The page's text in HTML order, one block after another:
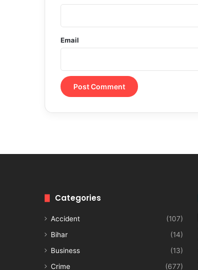
Email
Categories
Accident
(107)
Bihar
(14)
Business
(13)
Crime
(677)